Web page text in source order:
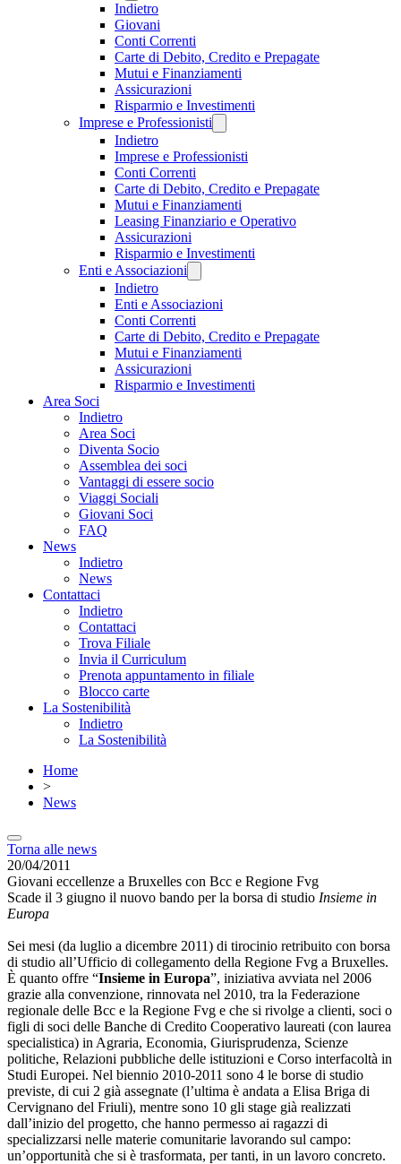
Indietro
Giovani
Conti Correnti
Carte di Debito, Credito e Prepagate
Mutui e Finanziamenti
Assicurazioni
Risparmio e Investimenti
Imprese e Professionisti
Indietro
Imprese e Professionisti
Conti Correnti
Carte di Debito, Credito e Prepagate
Mutui e Finanziamenti
Leasing Finanziario e Operativo
Assicurazioni
Risparmio e Investimenti
Enti e Associazioni
Indietro
Enti e Associazioni
Conti Correnti
Carte di Debito, Credito e Prepagate
Mutui e Finanziamenti
Assicurazioni
Risparmio e Investimenti
Area Soci
Indietro
Area Soci
Diventa Socio
Assemblea dei soci
Vantaggi di essere socio
Viaggi Sociali
Giovani Soci
FAQ
News
Indietro
News
Contattaci
Indietro
Contattaci
Trova Filiale
Invia il Curriculum
Prenota appuntamento in filiale
Blocco carte
La Sostenibilità
Indietro
La Sostenibilità
Home
>
News
Torna alle news
20/04/2011
Giovani eccellenze a Bruxelles con Bcc e Regione Fvg
Scade il 3 giugno il nuovo bando per la borsa di studio Insieme in
Europa
Sei mesi (da luglio a dicembre 2011) di tirocinio retribuito con borsa
di studio all’Ufficio di collegamento della Regione Fvg a Bruxelles.
È quanto offre “Insieme in Europa”, iniziativa avviata nel 2006
grazie alla convenzione, rinnovata nel 2010, tra la Federazione
regionale delle Bcc e la Regione Fvg e che si rivolge a clienti, soci o
figli di soci delle Banche di Credito Cooperativo laureati (con laurea
specialistica) in Agraria, Economia, Giurisprudenza, Scienze
politiche, Relazioni pubbliche delle istituzioni e Corso interfacoltà in
Studi Europei. Nel biennio 2010-2011 sono 4 le borse di studio
previste, di cui 2 già assegnate (l’ultima è andata a Elisa Briga di
Cervignano del Friuli), mentre sono 10 gli stage già realizzati
dall’inizio del progetto, che hanno permesso ai ragazzi di
specializzarsi nelle materie comunitarie lavorando sul campo:
un’opportunità che si è trasformata, per tanti, in un lavoro concreto.